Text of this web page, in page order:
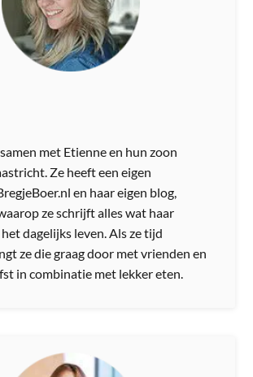
met Etienne en hun zoon
Ze heeft een eigen
en haar eigen blog,
ze schrijft alles wat haar
dagelijks leven. Als ze tijd
ze die graag door met vrienden en
in combinatie met lekker eten.